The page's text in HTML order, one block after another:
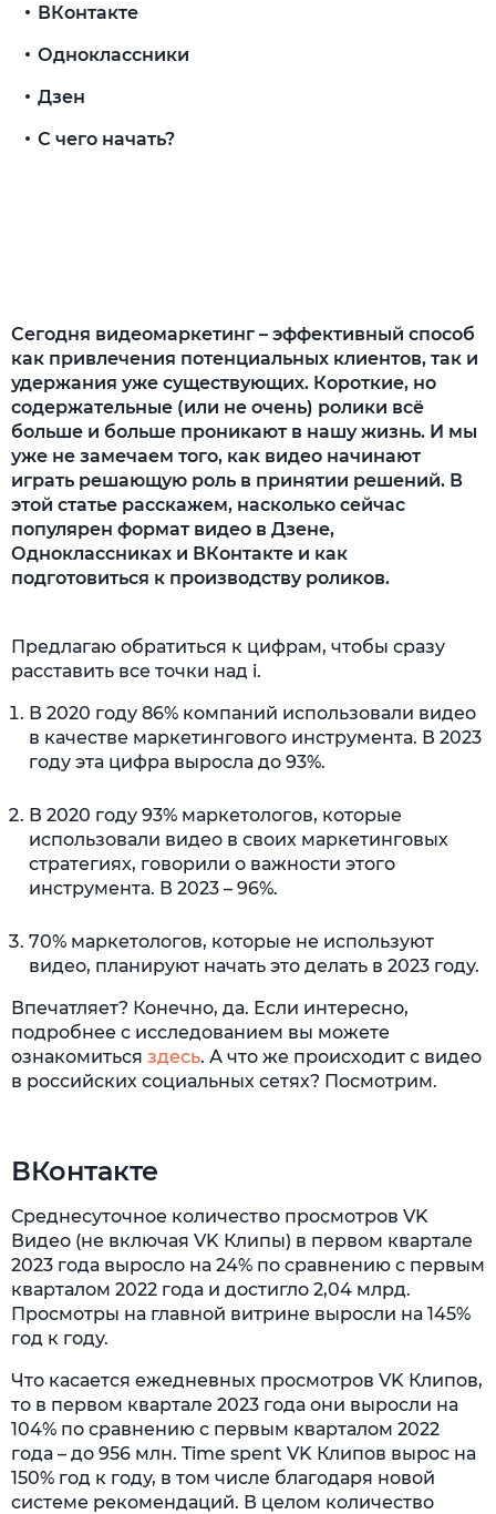
Сегодня видеомаркетинг – эффективный способ
как привлечения потенциальных клиентов, так и
удержания уже существующих. Короткие, но
содержательные (или не очень) ролики всё
больше и больше проникают в нашу жизнь. И мы
уже не замечаем того, как видео начинают
играть решающую роль в принятии решений. В
этой статье расскажем, насколько сейчас
популярен формат видео в Дзене,
Одноклассниках и ВКонтакте и как
подготовиться к производству роликов.
Предлагаю обратиться к цифрам, чтобы сразу
расставить все точки над i.
В 2020 году 86% компаний использовали видео
в качестве маркетингового инструмента. В 2023
году эта цифра выросла до 93%.
В 2020 году 93% маркетологов, которые
использовали видео в своих маркетинговых
стратегиях, говорили о важности этого
инструмента. В 2023 – 96%.
70% маркетологов, которые не используют
видео, планируют начать это делать в 2023 году.
Впечатляет? Конечно, да. Если интересно,
подробнее с исследованием вы можете
ознакомиться здесь. А что же происходит с видео
в российских социальных сетях? Посмотрим.
ВКонтакте
Среднесуточное количество просмотров VK
Видео (не включая VK Клипы) в первом квартале
2023 года выросло на 24% по сравнению с первым
кварталом 2022 года и достигло 2,04 млрд.
Просмотры на главной витрине выросли на 145%
год к году.
Что касается ежедневных просмотров VK Клипов,
то в первом квартале 2023 года они выросли на
104% по сравнению с первым кварталом 2022
года – до 956 млн. Time spent VK Клипов вырос на
150% год к году, в том числе благодаря новой
системе рекомендаций. В целом количество
ВКонтакте
Одноклассники
Дзен
С чего начать?